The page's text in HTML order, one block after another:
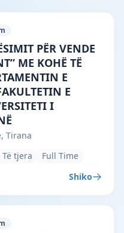
Tirana · Tiranë
PËR VENDE
ME KOHË TË
E
E
I
Tirana
Të tjera Full Time
Shiko